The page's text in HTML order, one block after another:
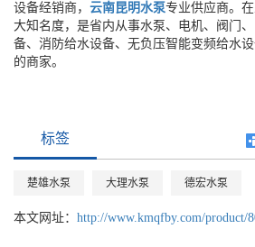
设备经销商， 云南昆明水泵专业供应商。
大知名度，是省内从事水泵、电机、阀门
备、消防给水设备、无负压智能变频给水
的商家。
标签
楚雄水泵 大理水泵 德宏水泵
本文网址： http://www.kmqfby.com/product/